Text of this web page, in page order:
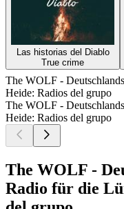
Las historias del Diablo
True crime
The WOLF -
Heide: Radios del grupo
The WOLF -
Heide: Radios del grupo
The WOLF -
Radio für die